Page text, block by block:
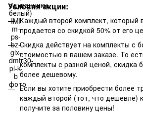
Условия акции:
Каждый второй комплект, который
продается со скидкой 50% от его
Скидка действует на комплекты с
стоимостью в вашем заказе. То
комплекты с разной ценой, скидка
более дешевому.
Если вы хотите приобрести более
каждый второй (тот, что дешевле)
получите за половину цены!